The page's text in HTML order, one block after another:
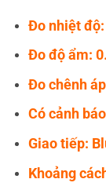
Đo nhiệt
Đo độ ẩm:
Đo chênh
Có cảnh
Giao tiếp:
Khoảng